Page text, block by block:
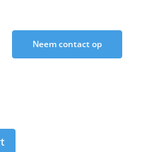
Neem contact op